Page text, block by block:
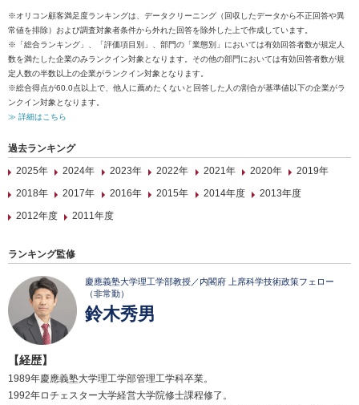
※オリコン顧客満足度ランキングは、データクリーニング（回収したデータから不正回答や異
常値を排除）および調査対象者条件から外れた回答を除外した上で作成しています。
※「総合ランキング」、「評価項目別」、部門の「業態別」においては有効回答者数が規定人
数を満たした企業のみランクイン対象となります。その他の部門においては有効回答者数が規
定人数の半数以上の企業がランクイン対象となります。
※総合得点が60.0点以上で、他人に薦めたくないと回答した人の割合が基準値以下の企業がラ
ンクイン対象となります。
≫ 詳細はこちら
過去ランキング
2025年
2024年 2023年 2022年 2021年 2020年
2019年
2018年
2017年 2016年 2015年 2014年度
2013年度
2012年度
2011年度
ランキング監修
慶應義塾大学理工学部教授／内閣府 上席科学技術政策フェロー
（非常勤）
鈴木秀男
【経歴】
1989年慶應義塾大学理工学部管理工学科卒業。
1992年ロチェスター大学経営大学院修士課程修了。